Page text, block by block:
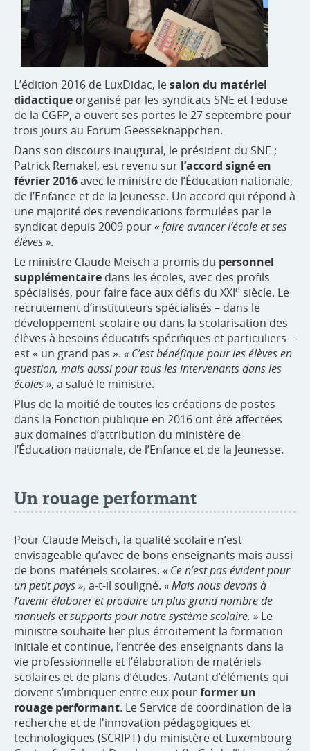
L’édition 2016 de LuxDidac, lesalon du matériel
didactique organisé par les syndicats SNE et Feduse
de la CGFP, a ouvert ses portes le 27 septembre pour
trois jours au Forum Geesseknäppchen.
Dans son discours inaugural, le président du SNE ;
Patrick Remakel, est revenu sur l’accord signé en
février 2016avec le ministre de l’Éducation nationale,
de l’Enfance et de la Jeunesse. Un accord qui répond à
une majorité des revendications formulées par le
syndicat depuis 2009 pour« faire avancer l’école et ses
élèves ».
Le ministre Claude Meisch a promis du personnel
supplémentaire dans les écoles, avec des profils
spécialisés, pour faire face aux défis du XXIe siècle. Le
recrutement d’instituteurs spécialisés – dans le
développement scolaire ou dans la scolarisation des
élèves à besoins éducatifs spécifiques et particuliers –
est « un grand pas ». « C’est bénéfique pour les élèves en
question, mais aussi pour tous les intervenants dans les
écoles », a salué le ministre.
Plus de la moitié de toutes les créations de postes
dans la Fonction publique en 2016 ont été affectées
aux domaines d’attribution du ministère de
l’Éducation nationale, de l’Enfance et de la Jeunesse.
Un rouage performant
Pour Claude Meisch, la qualité scolaire n’est
envisageable qu’avec de bons enseignants mais aussi
de bons matériels scolaires. « Ce n’est pas évident pour
un petit pays », a-t-il souligné. « Mais nous devons à
l’avenir élaborer et produire un plus grand nombre de
manuels et supports pour notre système scolaire. » Le
ministre souhaite lier plus étroitement la formation
initiale et continue, l’entrée des enseignants dans la
vie professionnelle et l’élaboration de matériels
scolaires et de plans d’études. Autant d’éléments qui
doivent s’imbriquer entre eux pourformer un
rouage performant. Le Service de coordination de la
recherche et de l'innovation pédagogiques et
technologiques (SCRIPT) du ministère et Luxembourg